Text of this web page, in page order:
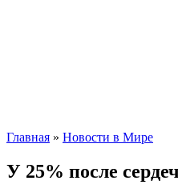
Главная » Новости в Мире
У 25% после